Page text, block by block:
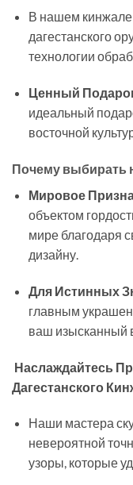
В нашем
дагестанского
технологии
Ценный
идеальный
восточной
Почему выбирать
Мировое
объектом
мире благодаря
дизайну.
Для Истинных
главным
ваш изысканный
Наслаждайтесь
Дагестанского
Наши мастера
невероятной
узоры, которые